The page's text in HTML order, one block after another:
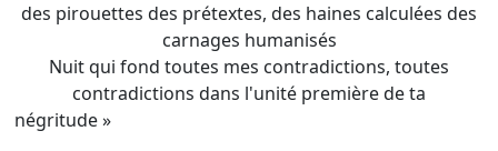
des pirouettes des prétextes, des haines calculées des
carnages humanisés
Nuit qui fond toutes mes contradictions, toutes
contradictions dans l'unité première de ta
négritude »